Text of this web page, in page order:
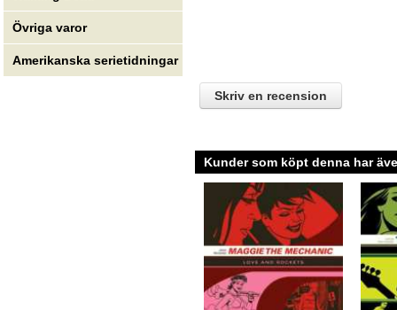
Övriga varor
Amerikanska serietidningar
Skriv en recension
Kunder som köpt denna har